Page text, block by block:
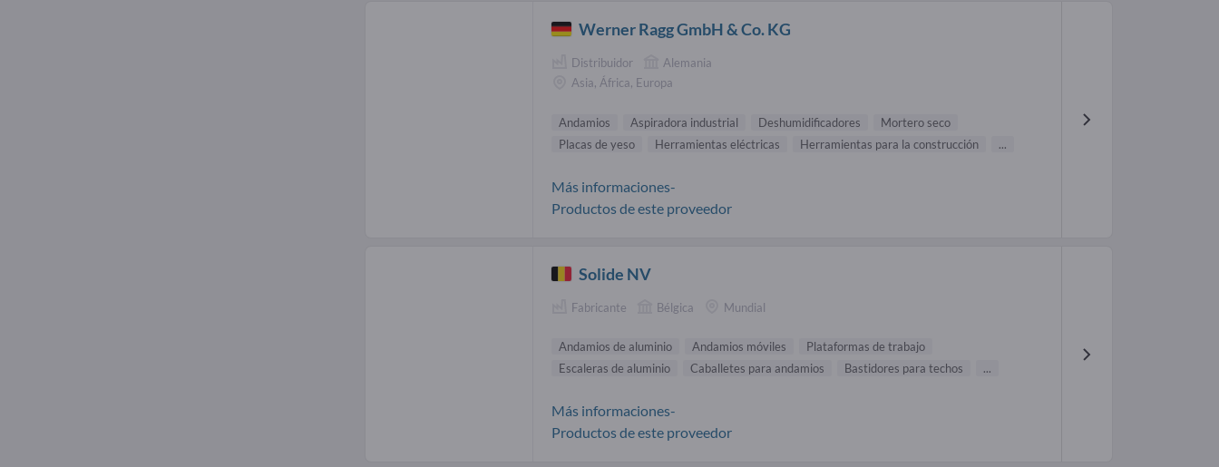
Werner Ragg GmbH & Co. KG
Distribuidor
Alemania
Asia, África, Europa
Andamios Aspiradora industrial Deshumidificadores
Mortero seco
Placas de yeso
Herramientas eléctricas Herramientas para la construcción ...
Más informaciones-
Productos de este proveedor
Solide NV
Fabricante Bélgica Mundial
Andamios de aluminio Andamios móviles
Plataformas de trabajo
Escaleras de aluminio
Caballetes para andamios Bastidores para techos ...
Más informaciones-
Productos de este proveedor